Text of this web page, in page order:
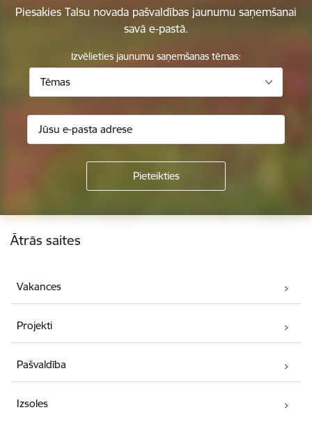
Piesakies Talsu novada pašvaldības jaunumu saņemšanai
savā e-pastā.
Izvēlieties jaunumu saņemšanas tēmas:
Tēmas
Kājene
Ātrās saites
Vakances
Projekti
Pašvaldība
Izsoles